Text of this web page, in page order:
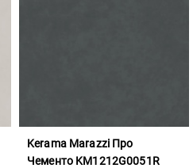
Kerama Marazzi Про
Чементо KM1212G0051R